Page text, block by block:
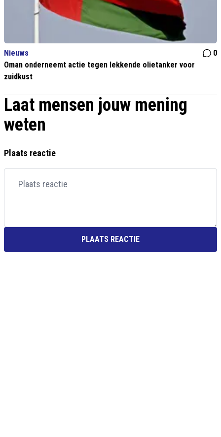
Nieuws
0
Oman onderneemt actie tegen lekkende olietanker voor
zuidkust
Laat mensen jouw mening
weten
Plaats reactie
PLAATS REACTIE